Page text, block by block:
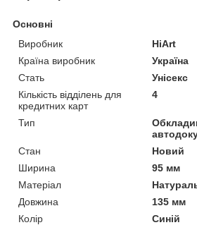
Основні
Виробник
HiArt
Країна виробник
Україна
Стать
Унісекс
Кількість відділень для
кредитних карт
4
Тип
Стан
Новий
Ширина
95 мм
Матеріал
Довжина
135 мм
Колір
Синій